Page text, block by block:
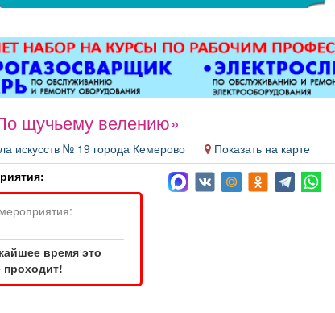
щучьему велению»
искусств № 19 города Кемерово
Показать на карте
время это
проходит!